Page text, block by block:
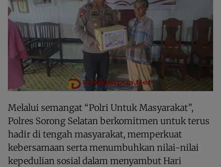
Melalui semangat “Polri Untuk Masyarakat”,
Polres Sorong Selatan berkomitmen untuk terus
hadir di tengah masyarakat, memperkuat
kebersamaan serta menumbuhkan nilai-nilai
kepedulian sosial dalam menyambut Hari